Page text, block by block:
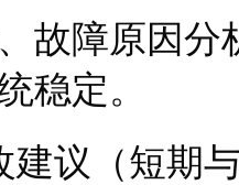
故障原因
稳定。
建议（短期